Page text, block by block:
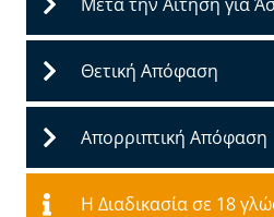
Θετική Απόφαση
Απορριπτική Απόφαση
Η Διαδικασία σε 18